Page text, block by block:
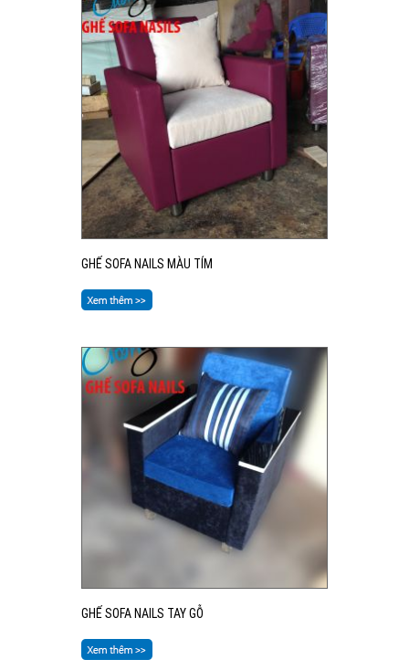
GHẾ SOFA NAILS MÀU TÍM
GHẾ SOFA NAILS TAY GỖ